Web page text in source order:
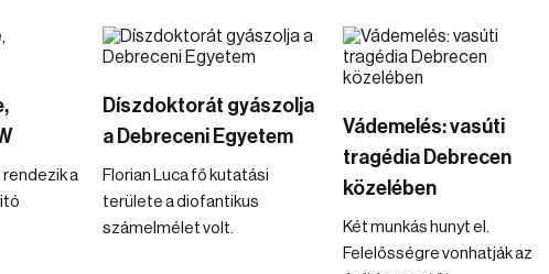
a
Díszdoktorát gyászolja
a Debreceni Egyetem
Florian Luca fő kutatási
területe a diofantikus
számelmélet volt.
Vádemelés: vasúti
tragédia Debrecen
közelében
Két munkás hunyt el.
Felelősségre vonhatják az